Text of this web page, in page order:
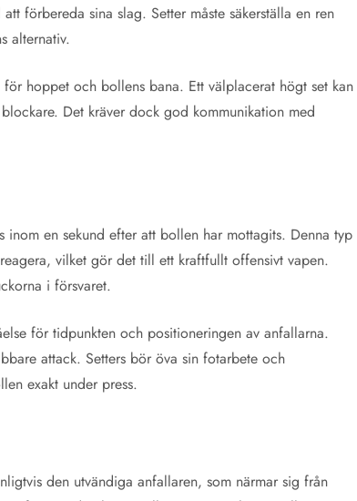
förbereda sina slag. Setter måste säkerställa en ren
alternativ.
hoppet och bollens bana. Ett välplacerat högt set kan
Det kräver dock god kommunikation med
en sekund efter att bollen har mottagits. Denna typ
vilket gör det till ett kraftfullt offensivt vapen.
i försvaret.
för tidpunkten och positioneringen av anfallarna.
attack. Setters bör öva sin fotarbete och
exakt under press.
den utvändiga anfallaren, som närmar sig från